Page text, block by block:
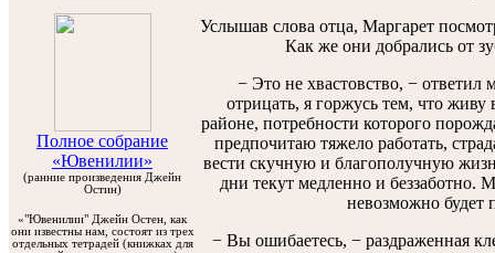
Полное собрание
«Ювенилии»
(ранние произведения Джейн
Остин)
«"Ювенилии" Джейн Остен, как
они известны нам, состоят из трех
отдельных тетрадей (книжках для
Услышав слова отца, Маргарет
Как же они добрались от
− Это не хвастовство, − ответил
отрицать, я горжусь тем, что живу
районе, потребности которого
предпочитаю тяжело работать,
вести скучную и благополучную
дни текут медленно и беззаботно.
невозможно будет
− Вы ошибаетесь, − раздраженная